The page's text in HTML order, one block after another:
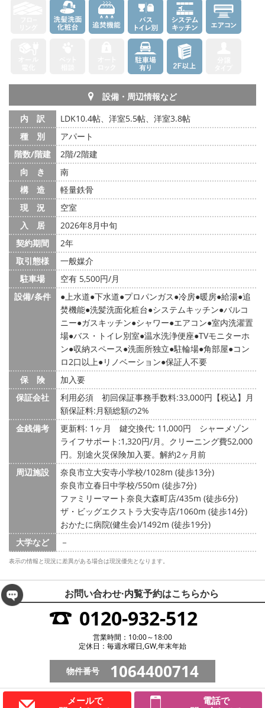
設備・周辺情報など
内 訳
LDK10.4帖、洋室5.5帖、洋室3.8帖
種 別
アパート
階数/階建
2階/2階建
向 き
南
構 造
軽量鉄骨
現 況
空室
入 居
2026年8月中旬
契約期間
2年
取引態様
一般媒介
駐車場
空有 5,500円/月
設備/条件
上水道 下水道 プロパンガス 冷房 暖房 給湯 追
焚機能 洗髪洗面化粧台 システムキッチン バルコ
ニー ガスキッチン シャワー エアコン 室内洗濯置
場 バス・トイレ別室 温水洗浄便座 TVモニターホ
ン 収納スペース 洗面所独立 駐輪場 角部屋 コン
ロ2口以上 リノベーション 保証人不要
保 険
加入要
保証会社
利用必須 初回保証事務手数料:33,000円【税込】月
額保証料:月額総額の2%
金銭備考
更新料: 1ヶ月 鍵交換代: 11,000円
シャーメゾン
ライフサポート:1,320円/月。クリーニング費52,000
円。別途火災保険加入要。解約2ヶ月前
周辺施設
奈良市立大安寺小学校/1028m (徒歩13分)
奈良市立春日中学校/550m (徒歩7分)
ファミリーマート奈良大森町店/435m (徒歩6分)
ザ・ビッグエクストラ大安寺店/1060m (徒歩14分)
おかたに病院(健生会)/1492m (徒歩19分)
大学など
－
表示の情報と現況に差異がある場合は現況優先となります。
お問い合わせ·内覧予約はこちらから
0120-932-512
営業時間：10:00～18:00
定休日：毎週水曜日,GW,年末年始
物件番号 1064400714
メールで
電話で